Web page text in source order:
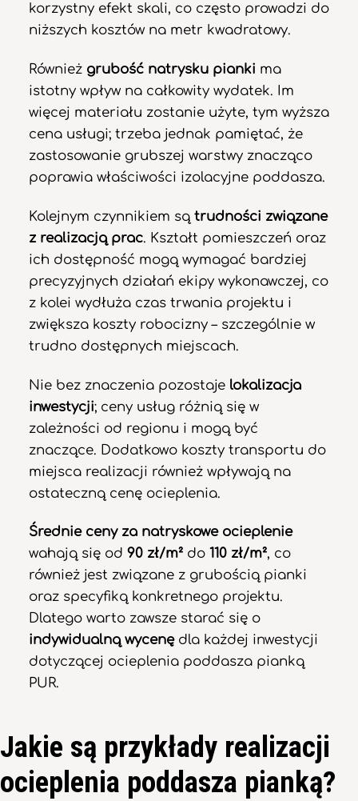
korzystny efekt skali, co często prowadzi do
niższych kosztów na metr kwadratowy.
Również grubość natrysku pianki ma
istotny wpływ na całkowity wydatek. Im
więcej materiału zostanie użyte, tym wyższa
cena usługi; trzeba jednak pamiętać, że
zastosowanie grubszej warstwy znacząco
poprawia właściwości izolacyjne poddasza.
Kolejnym czynnikiem są trudności związane
z realizacją prac. Kształt pomieszczeń oraz
ich dostępność mogą wymagać bardziej
precyzyjnych działań ekipy wykonawczej, co
z kolei wydłuża czas trwania projektu i
zwiększa koszty robocizny – szczególnie w
trudno dostępnych miejscach.
Nie bez znaczenia pozostaje lokalizacja
inwestycji; ceny usług różnią się w
zależności od regionu i mogą być
znaczące. Dodatkowo koszty transportu do
miejsca realizacji również wpływają na
ostateczną cenę ocieplenia.
Średnie ceny za natryskowe ocieplenie
wahają się od 90 zł/m²do 110 zł/m², co
również jest związane z grubością pianki
oraz specyfiką konkretnego projektu.
Dlatego warto zawsze starać się o
indywidualną wycenędla każdej inwestycji
dotyczącej ocieplenia poddasza pianką
PUR.
Jakie są przykłady realizacji
ocieplenia poddasza pianką?